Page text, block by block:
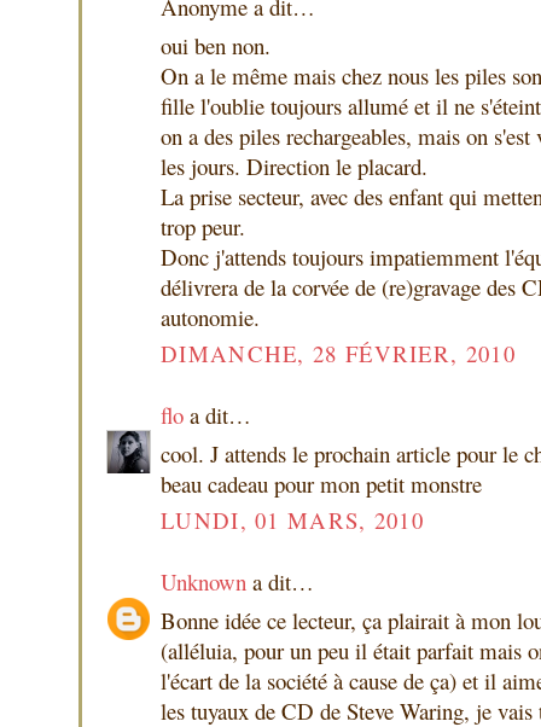
Anonyme a dit…
oui ben non.
On a le même mais chez nous les piles
fille l'oublie toujours allumé et il ne
on a des piles rechargeables, mais on
les jours. Direction le placard.
La prise secteur, avec des enfant qui
trop peur.
Donc j'attends toujours impatiemment
délivrera de la corvée de (re)gravage des
autonomie.
DIMANCHE, 28 FÉVRIER, 2010
flo a dit…
cool. J attends le prochain article pour le
beau cadeau pour mon petit monstre
LUNDI, 01 MARS, 2010
Unknown a dit…
Bonne idée ce lecteur, ça plairait à mon
(alléluia, pour un peu il était parfait mais
l'écart de la société à cause de ça) et il
les tuyaux de CD de Steve Waring, je vais